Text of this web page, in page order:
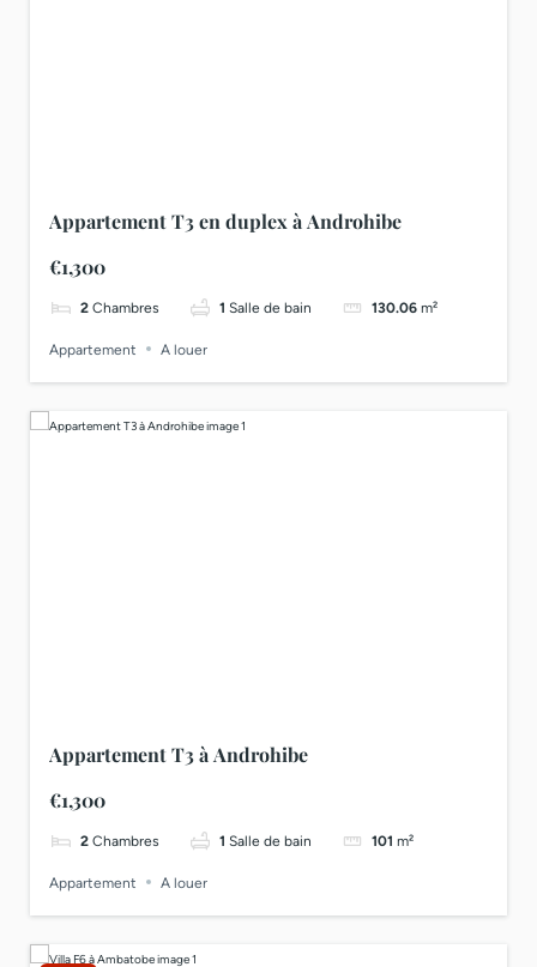
Appartement T3 en duplex à Androhibe
€1,300
2 Chambres 1 Salle de bain 130.06 m²
Appartement A louer
Appartement T3 à Androhibe
€1,300
2 Chambres 1 Salle de bain 101 m²
Appartement A louer